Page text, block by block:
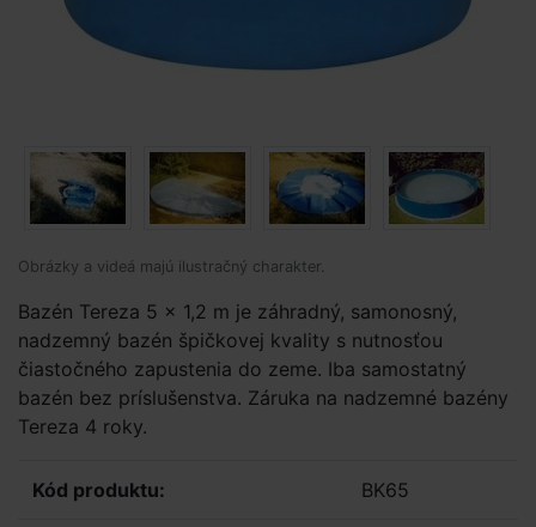
Obrázky a videá majú ilustračný charakter.
Bazén Tereza 5 x 1,2 m je záhradný, samonosný,
nadzemný bazén špičkovej kvality s nutnosťou
čiastočného zapustenia do zeme. Iba samostatný
bazén bez príslušenstva. Záruka na nadzemné bazény
Tereza 4 roky.
Kód produktu: BK65